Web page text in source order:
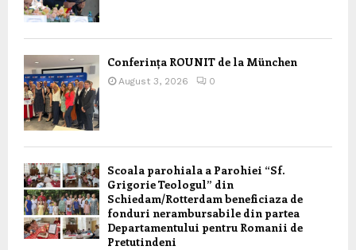
Conferința ROUNIT de la München
August 3, 2026 0
Scoala parohiala a Parohiei “Sf.
Grigorie Teologul” din
Schiedam/Rotterdam beneficiaza de
fonduri nerambursabile din partea
Departamentului pentru Romanii de
Pretutindeni